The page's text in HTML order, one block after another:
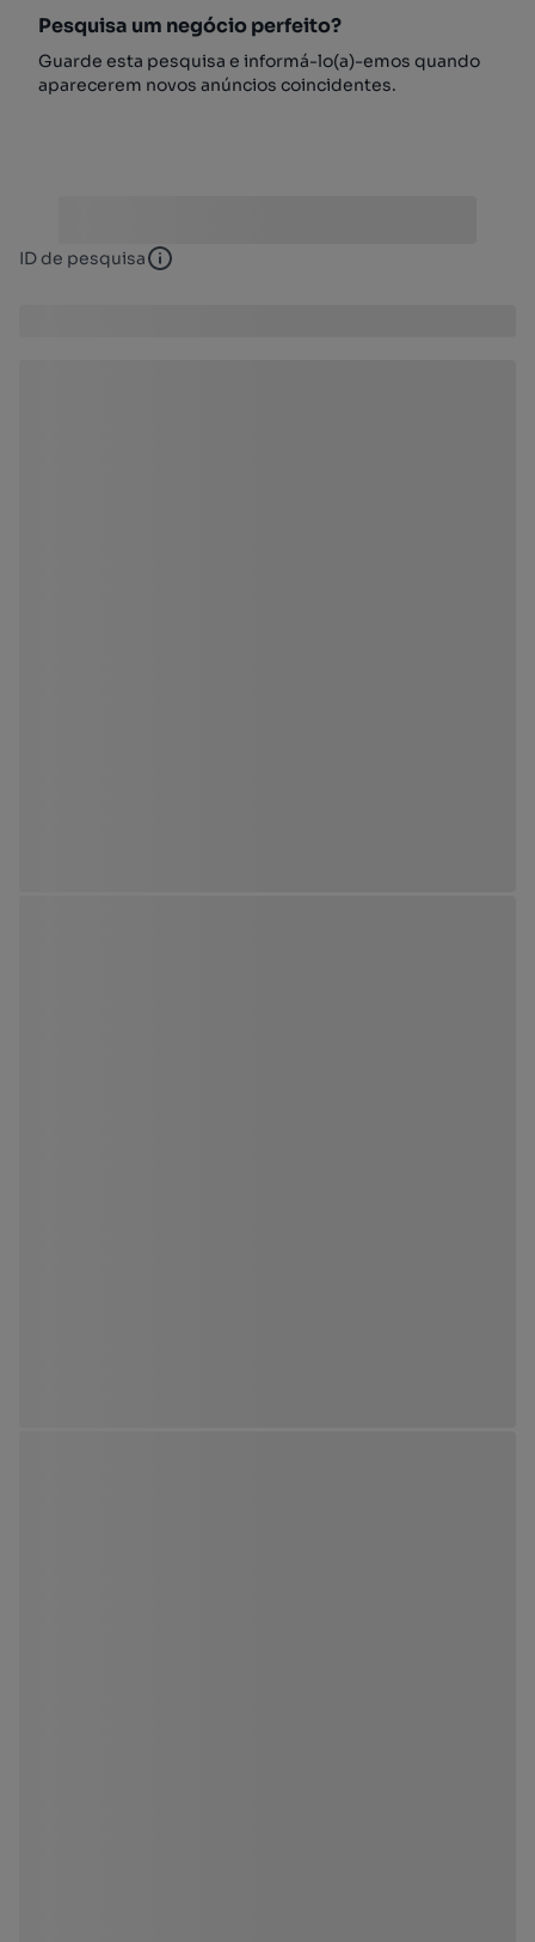
Pesquisa um negócio perfeito?
Guarde esta pesquisa e informá-lo(a)-emos quando
aparecerem novos anúncios coincidentes.
ID de pesquisa ID de pesquisa